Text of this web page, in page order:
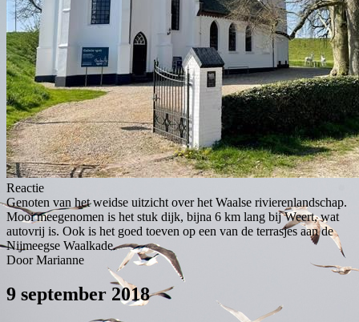
Reactie
Genoten van het weidse uitzicht over het Waalse rivierenlandschap.
Mooi meegenomen is het stuk dijk, bijna 6 km lang bij Weert, wat
autovrij is. Ook is het goed toeven op een van de terrasjes aan de
Nijmeegse Waalkade.
Door Marianne
9 september 2018